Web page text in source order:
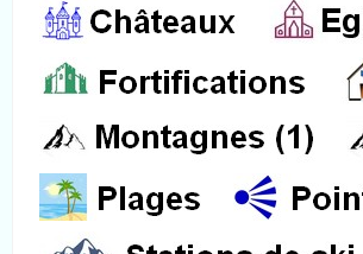
Salon-de-Provence